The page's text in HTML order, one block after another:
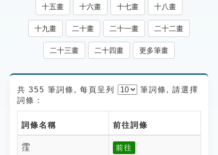
遊戲專區
貓頭鷹博士
十五畫 十六畫 十七畫 十八畫
十九畫 二十畫 二十一畫 二十二畫
二十三畫 二十四畫 更多筆畫
共 355 筆詞條, 每頁呈列 筆詞條, 請選擇
詞條：
詞條名稱 前往詞條
霔 前往